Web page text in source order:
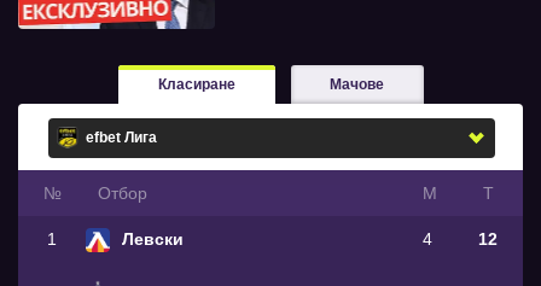
Класиране Мачове
№ Oтбор М Т
1 Левски 4 12